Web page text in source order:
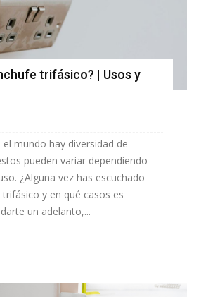
trifásico? | Usos y
mundo hay diversidad de
pueden variar dependiendo
¿Alguna vez has escuchado
y en qué casos es
un adelanto,...